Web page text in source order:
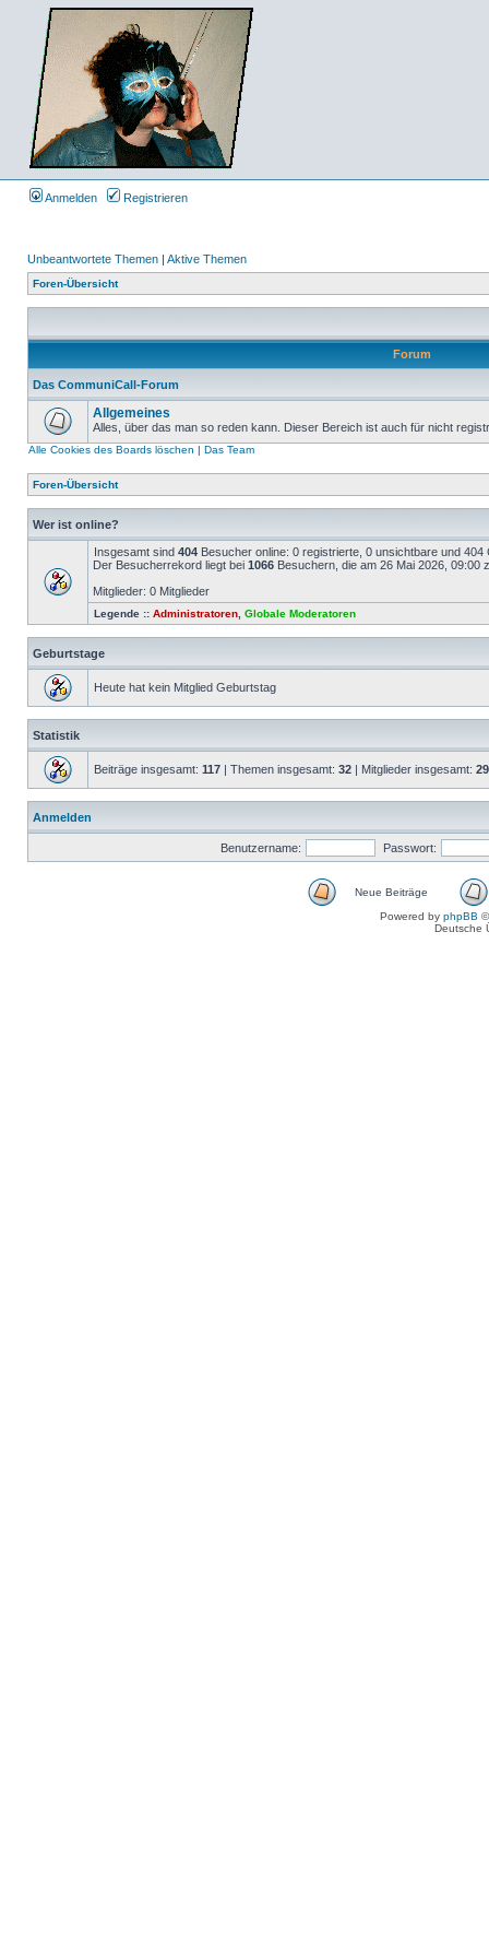
Anmelden Registrieren
Unbeantwortete Themen | Aktive Themen
Foren-Übersicht
Forum
Das CommuniCall-Forum
Allgemeines
Alles, über das man so reden kann. Dieser Bereich ist auch für nicht
Alle Cookies des Boards löschen | Das Team
Foren-Übersicht
Wer ist online?
Insgesamt sind 404 Besucher online: 0 registrierte, 0 unsichtbare und
Der Besucherrekord liegt bei 1066 Besuchern, die am 26 Mai 2026, 09:00
Mitglieder: 0 Mitglieder
Legende :: Administratoren Globale Moderatoren
Geburtstage
Heute hat kein Mitglied Geburtstag
Statistik
Beiträge insgesamt: 117 | Themen insgesamt: 32 | Mitglieder insgesamt: 29
Anmelden
Benutzername: Passwort:
Neue Beiträge
Powered by phpBB
Deutsche